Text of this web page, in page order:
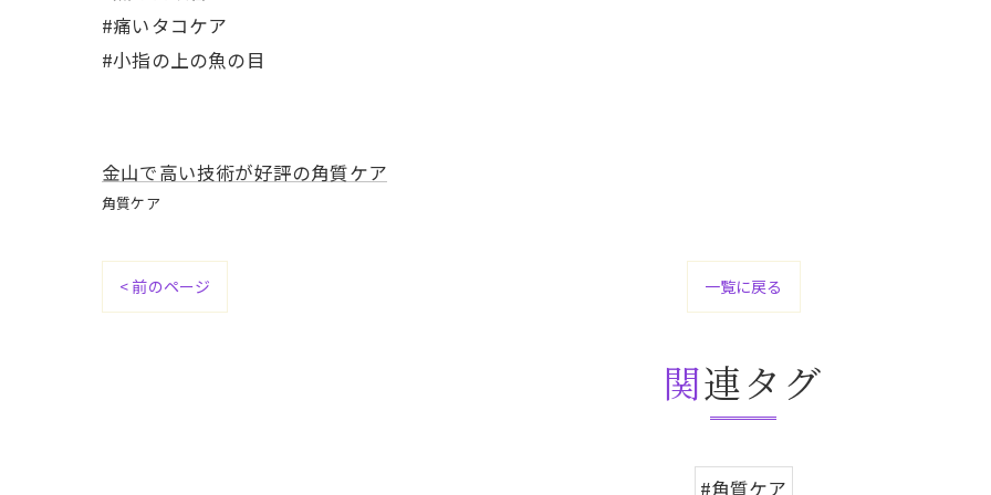
#痛いタコケア
#小指の上の魚の目
金山で高い技術が好評の角質ケア
角質ケア
< 前のページ 一覧に戻る
関連タグ
#角質ケア